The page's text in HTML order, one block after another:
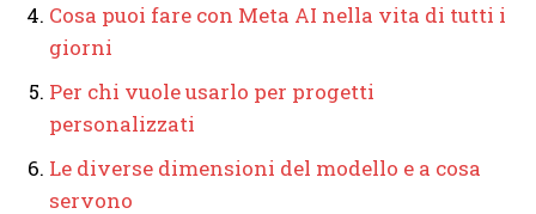
Cosa puoi fare con Meta AI nella vita di tutti i
giorni
Per chi vuole usarlo per progetti
personalizzati
Le diverse dimensioni del modello e a cosa
servono